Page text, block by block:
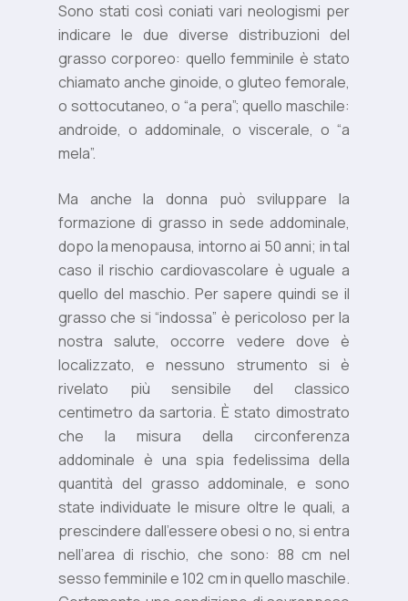
Sono stati così coniati vari neologismi per
indicare le due diverse distribuzioni del
grasso corporeo: quello femminile è stato
chiamato anche ginoide, o gluteo femorale,
o sottocutaneo, o “a pera”; quello maschile:
androide, o addominale, o viscerale, o “a
mela”.
Ma anche la donna può sviluppare la
formazione di grasso in sede addominale,
dopo la menopausa, intorno ai 50 anni; in tal
caso il rischio cardiovascolare è uguale a
quello del maschio. Per sapere quindi se il
grasso che si “indossa” è pericoloso per la
nostra salute, occorre vedere dove è
localizzato, e nessuno strumento si è
rivelato più sensibile del classico
centimetro da sartoria. È stato dimostrato
che la misura della circonferenza
addominale è una spia fedelissima della
quantità del grasso addominale, e sono
state individuate le misure oltre le quali, a
prescindere dall’essere obesi o no, si entra
nell’area di rischio, che sono: 88 cm nel
sesso femminile e 102 cm in quello maschile.